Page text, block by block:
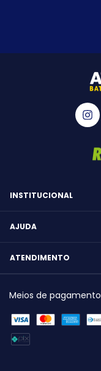
INSTITUCIONAL
AJUDA
ATENDIMENTO
Meios de pagamento